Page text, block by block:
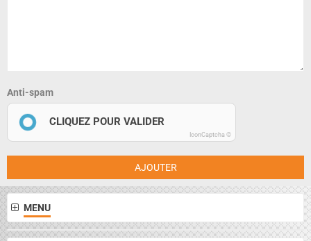
Anti-spam
CLIQUEZ POUR VALIDER
IconCaptcha ©
AJOUTER
MENU